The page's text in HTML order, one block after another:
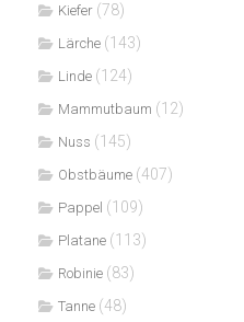
Kiefer (78)
Lärche (143)
Linde (124)
Mammutbaum (12)
Nuss (145)
Obstbäume (407)
Pappel (109)
Platane (113)
Robinie (83)
Tanne (48)